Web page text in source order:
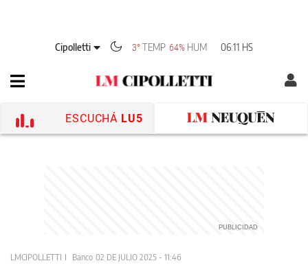
Cipolletti 3° TEMP 64% HUM 06:11 HS
ESCUCHÁ LU5
LMCIPOLLETTI Banco 02 DE JULIO 2025 - 11:46